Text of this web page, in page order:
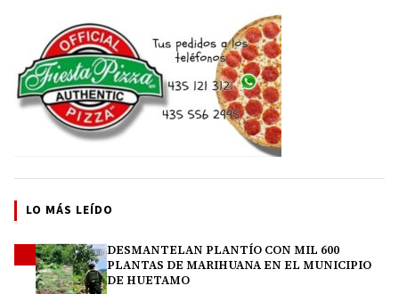
LO MÁS LEÍDO
DESMANTELAN PLANTÍO CON MIL 600
PLANTAS DE MARIHUANA EN EL MUNICIPIO
DE HUETAMO